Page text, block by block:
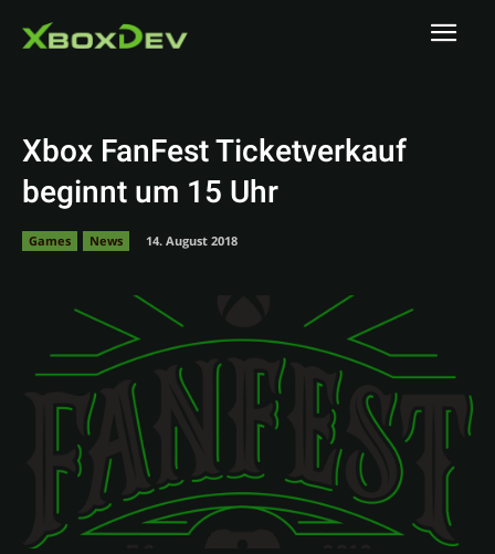
Xbox FanFest Ticketverkauf
beginnt um 15 Uhr
Games News 14. August 2018